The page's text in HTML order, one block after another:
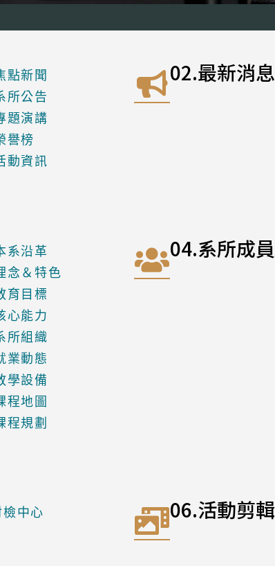
點新聞
所公告
題演講
譽榜
動資訊
02.最新消息
系沿革
念＆特色
育目標
心能力
所組織
業動態
學設備
程地圖
程規劃
04.系所成員
中心 06.活動剪輯